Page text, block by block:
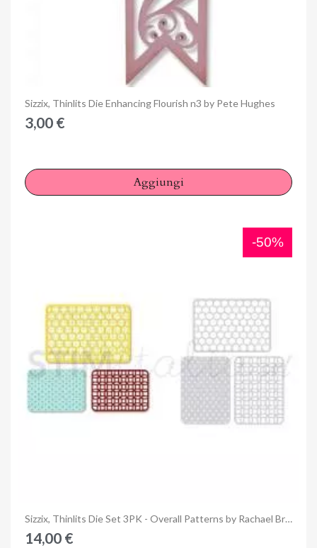
Anteprima
Sizzix, Thinlits Die Enhancing Flourish n3 by Pete Hughes
3,00 €
Aggiungi
Anteprima
-50%
Sizzix, Thinlits Die Set 3PK - Overall Patterns by Rachael Bright
14,00 €